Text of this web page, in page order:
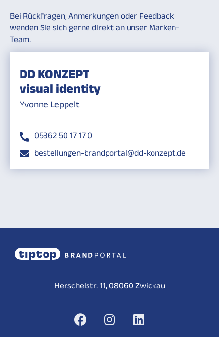
Bei Rückfragen, Anmerkungen oder Feedback
wenden Sie sich gerne direkt an unser Marken-
Team.
DD KONZEPT
visual identity
Yvonne Leppelt
05362 50 17 17 0
bestellungen-brandportal@dd-konzept.de
Herschelstr. 11, 08060 Zwickau